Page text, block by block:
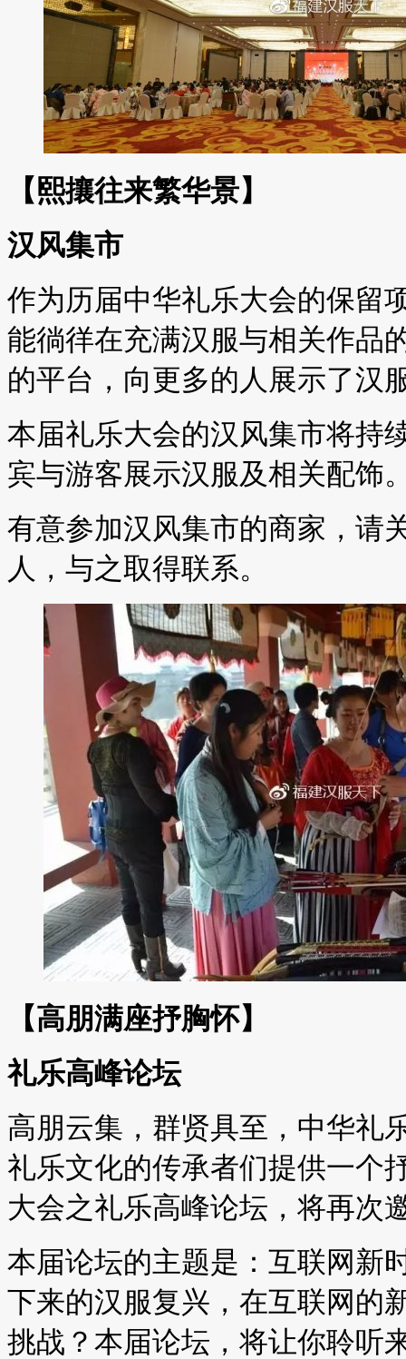
【熙攘往来繁华景】
汉风集市
作为历届中华礼乐大会的保留
能徜徉在充满汉服与相关作品
的平台，向更多的人展示了汉
本届礼乐大会的汉风集市将持
宾与游客展示汉服及相关配饰
有意参加汉风集市的商家，请
人，与之取得联系。
【高朋满座抒胸怀】
礼乐高峰论坛
高朋云集，群贤具至，中华礼
礼乐文化的传承者们提供一个
大会之礼乐高峰论坛，将再次
本届论坛的主题是：互联网新
下来的汉服复兴，在互联网的
挑战？本届论坛，将让你聆听